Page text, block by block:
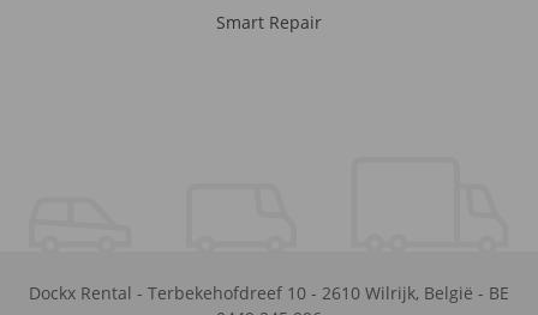
Smart Repair
Dockx Rental - Terbekehofdreef 10 - 2610 Wilrijk, België - BE